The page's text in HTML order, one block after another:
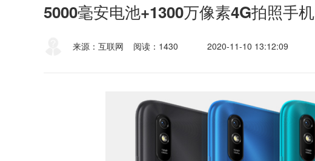
5000毫安电池+1300万像素4G拍照手机
来源：互联网 阅读：1430 2020-11-10 13:12:09